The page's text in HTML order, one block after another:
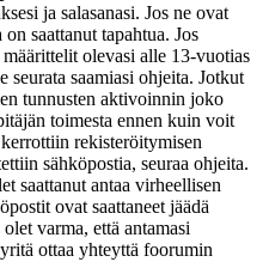
ja salasanasi. Jos ne ovat
saattanut tapahtua. Jos
olevasi alle 13-vuotias
seurata saamiasi ohjeita. Jotkut
tunnusten aktivoinnin joko
toimesta ennen kuin voit
rekisteröitymisen
sähköpostia, seuraa ohjeita.
saattanut antaa virheellisen
ovat saattaneet jäädä
varma, että antamasi
ottaa yhteyttä foorumin